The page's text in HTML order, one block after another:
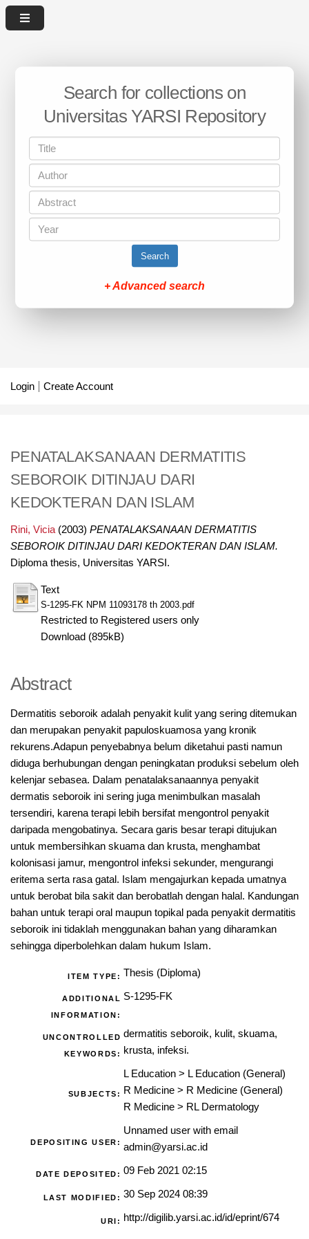
Search for collections on
Universitas YARSI Repository
Search
+ Advanced search
Login Create Account
PENATALAKSANAAN DERMATITIS
SEBOROIK DITINJAU DARI
KEDOKTERAN DAN ISLAM
Rini, Vicia(2003) PENATALAKSANAAN DERMATITIS
SEBOROIK DITINJAU DARI KEDOKTERAN DAN ISLAM.
Diploma thesis, Universitas YARSI.
Text
S-1295-FK NPM 11093178 th 2003.pdf
Restricted to Registered users only
Download (895kB)
Abstract
Dermatitis seboroik adalah penyakit kulit yang sering ditemukan
dan merupakan penyakit papuloskuamosa yang kronik
rekurens.Adapun penyebabnya belum diketahui pasti namun
diduga berhubungan dengan peningkatan produksi sebelum oleh
kelenjar sebasea. Dalam penatalaksanaannya penyakit
dermatis seboroik ini sering juga menimbulkan masalah
tersendiri, karena terapi lebih bersifat mengontrol penyakit
daripada mengobatinya. Secara garis besar terapi ditujukan
untuk membersihkan skuama dan krusta, menghambat
kolonisasi jamur, mengontrol infeksi sekunder, mengurangi
eritema serta rasa gatal. Islam mengajurkan kepada umatnya
untuk berobat bila sakit dan berobatlah dengan halal. Kandungan
bahan untuk terapi oral maupun topikal pada penyakit dermatitis
seboroik ini tidaklah menggunakan bahan yang diharamkan
sehingga diperbolehkan dalam hukum Islam.
ITEM TYPE: Thesis (Diploma)
ADDITIONAL
INFORMATION:
S-1295-FK
UNCONTROLLED
KEYWORDS:
dermatitis seboroik, kulit, skuama,
krusta, infeksi.
SUBJECTS:
L Education> L Education (General)
R Medicine> R Medicine (General)
R Medicine> RL Dermatology
DEPOSITING USER:
Unnamed user with email
admin@yarsi.ac.id
DATE DEPOSITED: 09 Feb 2021 02:15
LAST MODIFIED: 30 Sep 2024 08:39
URI: http://digilib.yarsi.ac.id/id/eprint/674